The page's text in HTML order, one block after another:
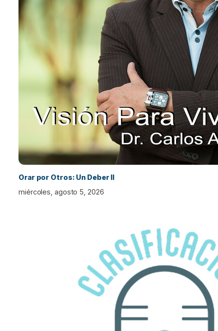
Orar por Otros: Un Deber II
miércoles, agosto 5, 2026